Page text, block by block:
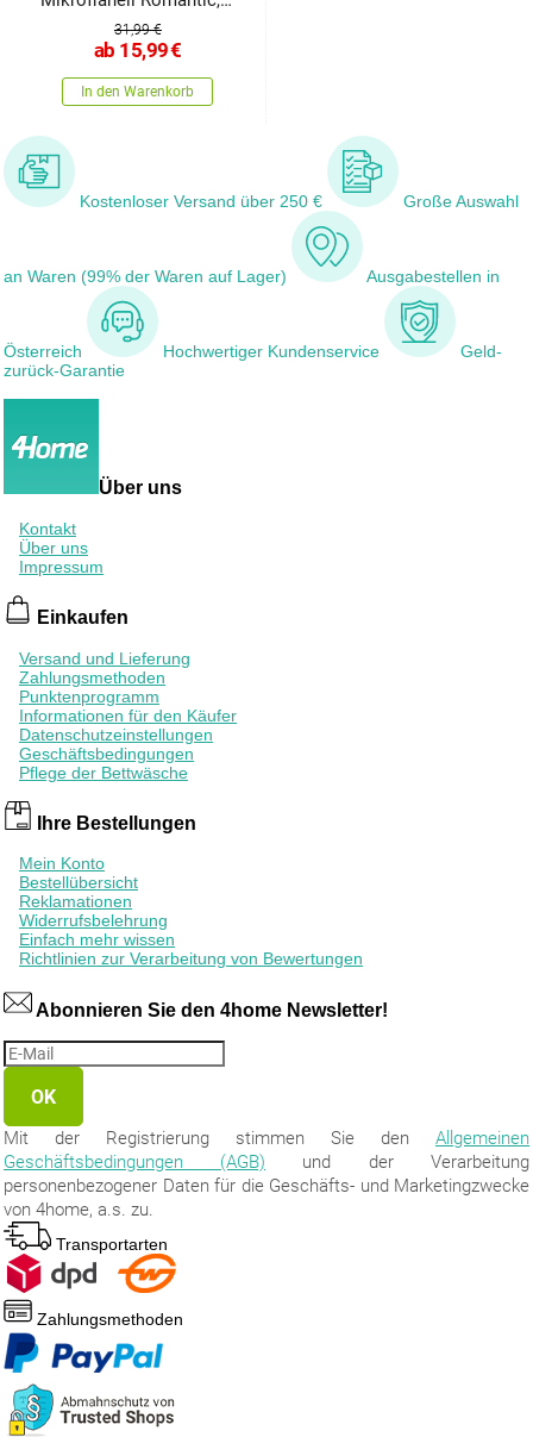
31,99 €
ab 15,99€
In den Warenkorb
Kostenloser Versand über 250 € Große Auswahl
an Waren (99% der Waren auf Lager) Ausgabestellen in
Österreich Hochwertiger Kundenservice
Geld-
zurück-Garantie
Über uns
Kontakt
Über uns
Impressum
Einkaufen
Versand und Lieferung
Zahlungsmethoden
Punktenprogramm
Informationen für den Käufer
Datenschutzeinstellungen
Geschäftsbedingungen
Pflege der Bettwäsche
Ihre Bestellungen
Mein Konto
Bestellübersicht
Reklamationen
Widerrufsbelehrung
Einfach mehr wissen
Richtlinien zur Verarbeitung von Bewertungen
Abonnieren Sie den 4home Newsletter!
Mit der Registrierung stimmen Sie den Allgemeinen
Geschäftsbedingungen (AGB)
personenbezogener Daten für die Geschäfts- und Marketingzwecke
von 4home, a.s. zu.
Transportarten
Zahlungsmethoden